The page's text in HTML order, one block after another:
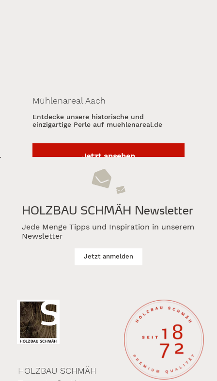
Mühlenareal Aach
Entdecke unsere historische und
einzigartige Perle auf muehlenareal.de
Jetzt ansehen
HOLZBAU SCHMÄH Newsletter
Jede Menge Tipps und Inspiration in unserem
Newsletter
Jetzt anmelden
HOLZBAU SCHMÄH